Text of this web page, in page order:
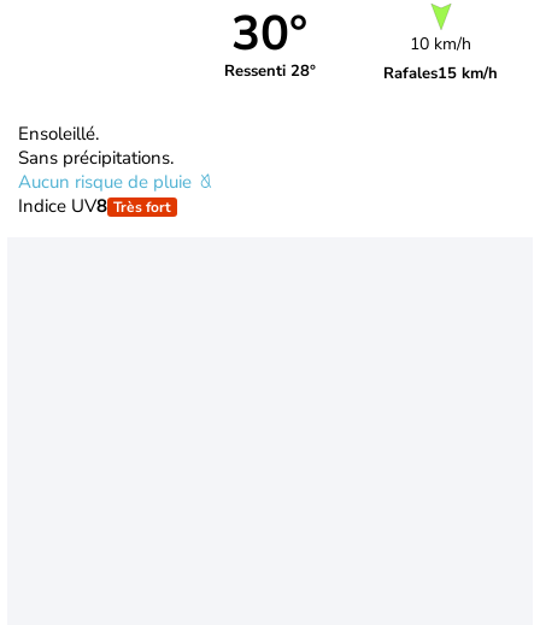
30°
Ressenti 28°
10 km/h
Rafales15 km/h
Ensoleillé.
Sans précipitations.
Aucun risque de pluie
Indice UV8 Très fort